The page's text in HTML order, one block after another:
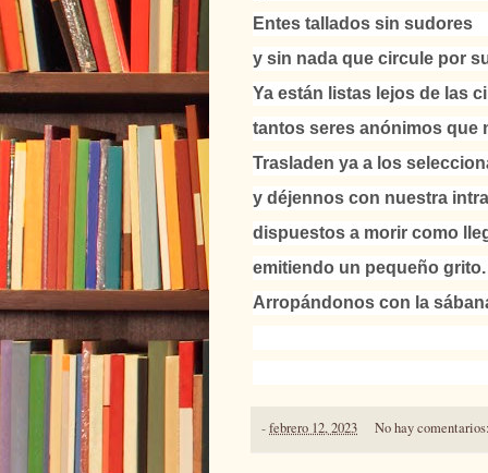
Entes tallados sin sudores
y sin nada que circule por
Ya están listas lejos de las
tantos seres anónimos que
Trasladen ya a los
y déjennos con nuestra
dispuestos a morir como
emitiendo un pequeño grito.
Arropándonos con la
-febrero 12, 2023 No hay